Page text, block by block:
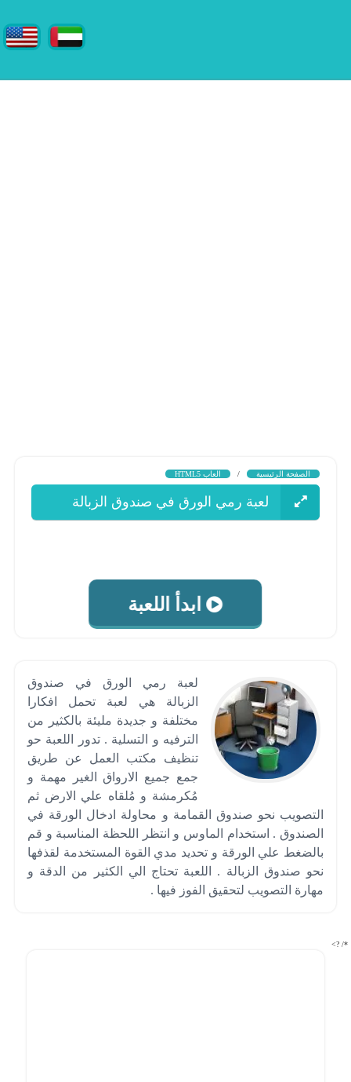
الصفحة الرئيسية / العاب HTML5
لعبة رمي الورق في صندوق الزبالة
ابدأ اللعبة
لعبة رمي الورق في صندوق
الزبالة هي لعبة تحمل افكارا
مختلفة و جديدة مليئة بالكثير من
الترفيه و التسلية . تدور اللعبة حو
تنظيف مكتب العمل عن طريق
جمع جميع الارواق الغير مهمة و
مُكرمشة و مُلقاه علي الارض ثم
التصويب نحو صندوق القمامة و محاولة ادخال الورقة في
الصندوق . استخدام الماوس و انتظر اللحظة المناسبة و قم
بالضغط علي الورقة و تحديد مدي القوة المستخدمة لقذفها
نحو صندوق الزبالة . اللعبة تحتاج الي الكثير من الدقة و
مهارة التصويب لتحقيق الفوز فيها .
*/ ?>